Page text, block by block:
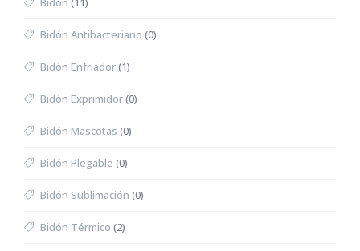
Bidón Antibacteriano (0)
Bidón Enfriador(1)
Bidón Exprimidor(0)
Bidón Mascotas (0)
Bidón Plegable (0)
Bidón Sublimación (0)
Bidón Térmico (2)